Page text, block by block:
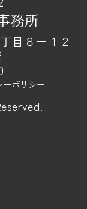
務所
目８ー１２
ーポリシー